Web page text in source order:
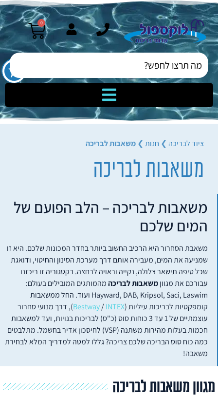
0
ציוד לבריכה❯חנות❯משאבות לבריכה
משאבות לבריכה
משאבות לבריכה – הלב הפועם של
המים שלכם
משאבת הסחרור היא הרכיב החשוב ביותר בחדר המכונות שלכם. היא זו
שמניעה את המים, מעבירה אותם דרך מערכת הסינון והחיטוי, ודואגת
שכל טיפה תישאר צלולה, נקייה וראויה לרחצה. בקטגוריה זו ריכזנו
עבורכם את מגווןמשאבות לבריכהמהמותגים המובילים בעולם:
Hayward, DAB, Kripsol, Saci, Laswim ועוד. החל ממשאבות
קומפקטיות לבריכות עיליות (
Bestway/INTEX
), דרך מנועי סחרור
עוצמתיים של 1 עד 3 כוחות סוס (כ"ס) לבריכות בנויות, ועד למשאבות
חכמות בעלות מהירות משתנה (VSP) לחיסכון אדיר בחשמל. מתלבטים
כמה כוח סוס הבריכה שלכם צריכה? גללו למטה למדריך המלא לבחירת
משאבה!
משאבות לבריכה